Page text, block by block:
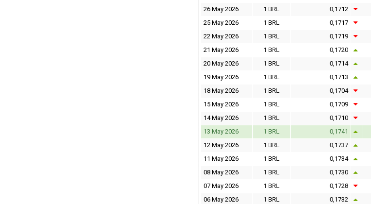
26 May 2026
1 BRL 0,1712
25 May 2026
1 BRL 0,1717
22 May 2026
1 BRL 0,1719
21 May 2026
1 BRL 0,1720
20 May 2026
1 BRL 0,1714
19 May 2026
1 BRL 0,1713
18 May 2026
1 BRL 0,1704
15 May 2026
1 BRL 0,1709
14 May 2026
1 BRL 0,1710
13 May 2026
1 BRL 0,1741
12 May 2026
1 BRL 0,1737
11 May 2026
1 BRL 0,1734
08 May 2026
1 BRL 0,1730
07 May 2026
1 BRL 0,1728
06 May 2026
1 BRL 0,1732